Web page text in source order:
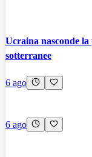
Ucraina nasconde
sotterranee
6 ago
6 ago